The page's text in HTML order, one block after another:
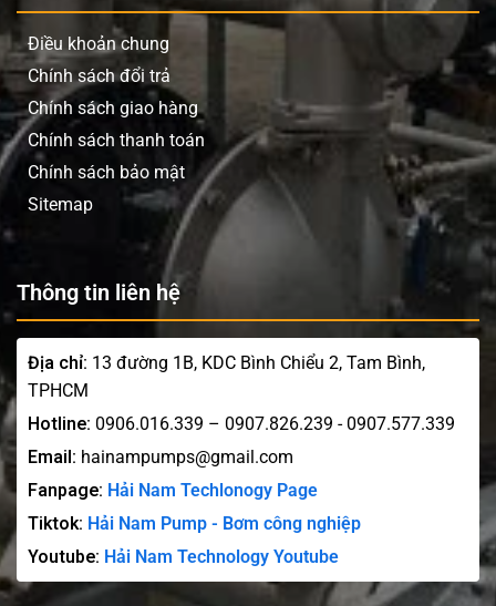
Điều khoản chung
Chính sách đổi trả
Chính sách giao hàng
Chính sách thanh toán
Chính sách bảo mật
Sitemap
Thông tin liên hệ
Địa chỉ: 13 đường 1B, KDC Bình Chiểu 2, Tam Bình,
TPHCM
Hotline: 0906.016.339 – 0907.826.239 - 0907.577.339
Email: hainampumps@gmail.com
Fanpage: Hải Nam Techlonogy Page
Tiktok: Hải Nam Pump - Bơm công nghiệp
Youtube: Hải Nam Technology Youtube